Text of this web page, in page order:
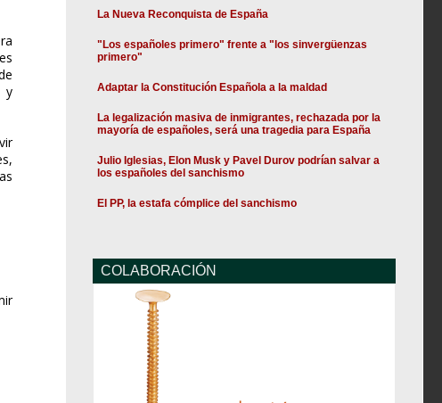
y
La Nueva Reconquista de España
"Los españoles primero" frente a "los sinvergüenzas
primero"
Adaptar la Constitución Española a la maldad
La legalización masiva de inmigrantes, rechazada por la
mayoría de españoles, será una tragedia para España
Julio Iglesias, Elon Musk y Pavel Durov podrían salvar a
los españoles del sanchismo
El PP, la estafa cómplice del sanchismo
COLABORACIÓN